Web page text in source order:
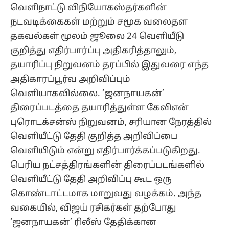
வெளிநாட்டு விநியோகஸ்தர்களின்
நடவடிக்கைகள் மற்றும் சமூக வலைதள
தகவல்கள் மூலம் ஜூலை 24 வெளியீடு
குறித்து எதிர்பார்ப்பு அதிகரித்தாலும்,
தயாரிப்பு நிறுவனம் தரப்பில் இதுவரை எந்த
அதிகாரப்பூர்வ அறிவிப்பும்
வெளியாகவில்லை. ‘ஜனநாயகன்’
திரைப்படத்தை தயாரித்துள்ள கேவிஎன்
புரொடக்சன்ஸ் நிறுவனம், சரியான நேரத்தில்
வெளியீட்டு தேதி குறித்த அறிவிப்பை
வெளியிடும் என்று எதிர்பார்க்கப்படுகிறது.
பெரிய நட்சத்திரங்களின் திரைப்படங்களில்
வெளியீட்டு தேதி அறிவிப்பு கூட ஒரு
கொண்டாட்டமாக மாறுவது வழக்கம். அந்த
வகையில், விஜய் ரசிகர்கள் தற்போது
‘ஜனநாயகன்’ ரிலீஸ் தேதிக்கான